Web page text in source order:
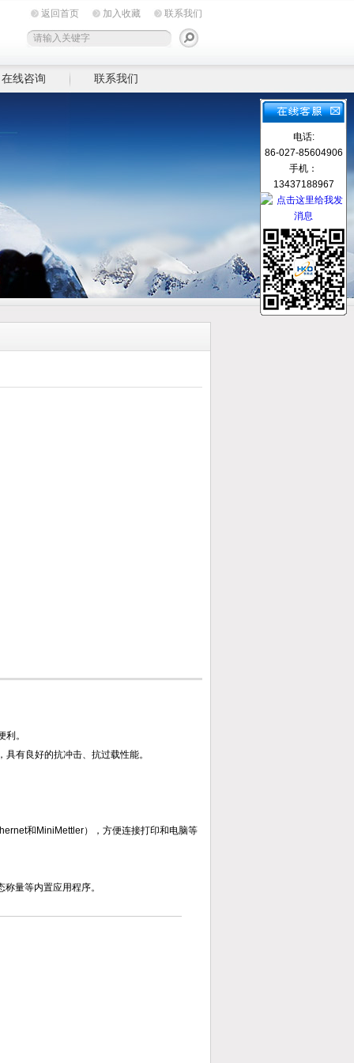
返回首页 加入收藏 联系我们
在线咨询 联系我们
。
有良好的抗冲击、抗过载性能。
和MiniMettler），方便连接打印和电脑等
量等内置应用程序。
电话:
86-027-85604906
手机：
13437188967